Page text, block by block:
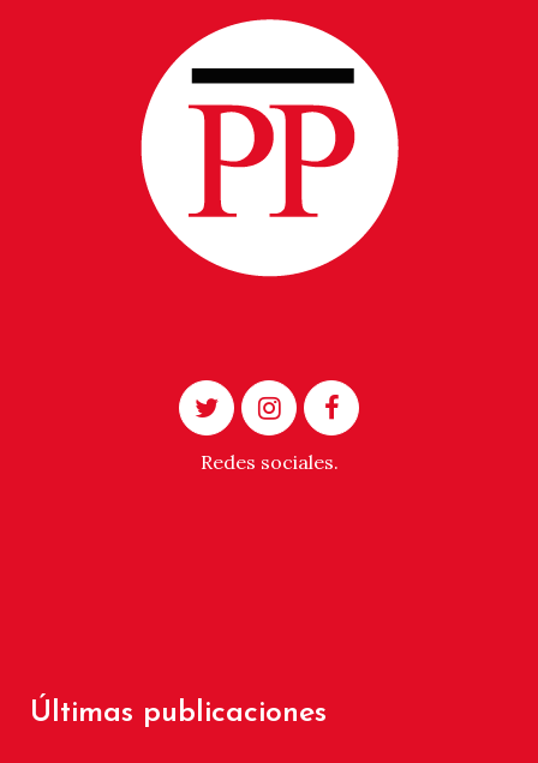
Redes sociales.
Últimas publicaciones